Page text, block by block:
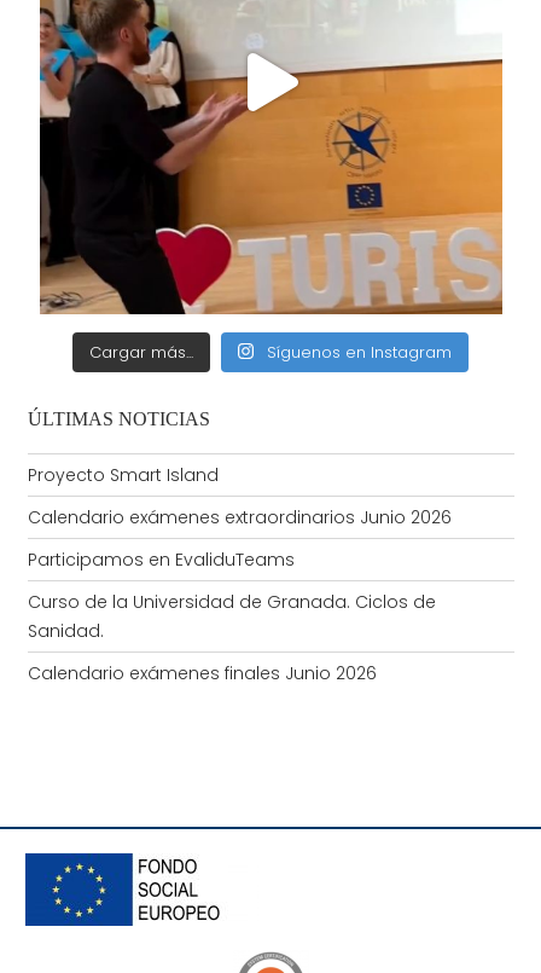
Cargar más... Síguenos en Instagram
ÚLTIMAS NOTICIAS
Proyecto Smart Island
Calendario exámenes extraordinarios Junio 2026
Participamos en EvaliduTeams
Curso de la Universidad de Granada. Ciclos de
Sanidad.
Calendario exámenes finales Junio 2026